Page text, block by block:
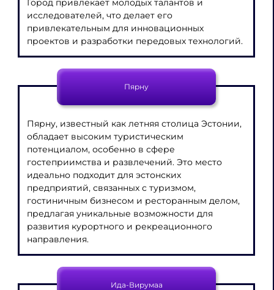
Город привлекает молодых талантов и
исследователей, что делает его
привлекательным для инновационных
проектов и разработки передовых технологий.
Пярну
Пярну, известный как летняя столица Эстонии,
обладает высоким туристическим
потенциалом, особенно в сфере
гостеприимства и развлечений. Это место
идеально подходит для эстонских
предприятий, связанных с туризмом,
гостиничным бизнесом и ресторанным делом,
предлагая уникальные возможности для
развития курортного и рекреационного
направления.
Ида-Вирумаа